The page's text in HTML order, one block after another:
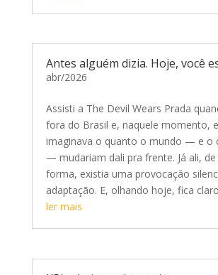
Antes alguém dizia. Hoje, você
abr/2026
Assisti a The Devil Wears Prada
fora do Brasil e, naquele momento,
imaginava o quanto o mundo — e o
— mudariam dali pra frente. Já ali, de
forma, existia uma provocação
adaptação. E, olhando hoje, fica
ler mais